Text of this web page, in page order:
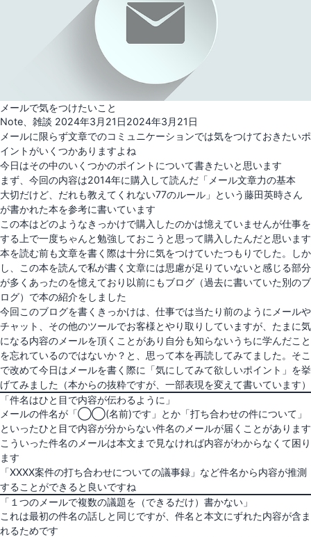
メールで気をつけたいこと
Note
雑談 投
稿
日:
2024年3月21日2024年3月21日
メールに限らず文章でのコミュニケーションでは気をつけておきたいポ
イントがいくつかありますよね
今日はその中のいくつかのポイントについて書きたいと思います
まず、今回の内容は2014年に購入して読んだ「メール文章力の基本
大切だけど、だれも教えてくれない77のルール」という藤田英時さん
が書かれた本を参考に書いています
この本はどのようなきっかけで購入したのかは憶えていませんが仕事を
する上で一度ちゃんと勉強しておこうと思って購入したんだと思います
本を読む前も文章を書く際は十分に気をつけていたつもりでした。しか
し、この本を読んで私が書く文章には思慮が足りていないと感じる部分
が多くあったのを憶えており以前にもブログ（過去に書いていた別のブ
ログ）で本の紹介をしました
今回このブログを書くきっかけは、仕事では当たり前のようにメールや
チャット、その他のツールでお客様とやり取りしていますが、たまに気
になる内容のメールを頂くことがあり自分も知らないうちに学んだこと
を忘れているのではないか？と、思って本を再読してみてました。そこ
で改めて今日はメールを書く際に「気にしてみて欲しいポイント」を挙
げてみました（本からの抜粋ですが、一部表現を変えて書いています）
「件名はひと目で内容が伝わるように」
メールの件名が「◯◯(名前)です」とか「打ち合わせの件について」
といったひと目で内容が分からない件名のメールが届くことがあります
こういった件名のメールは本文まで見なければ内容がわからなくて困り
ます
「XXXX案件の打ち合わせについての議事録」など件名から内容が推測
することができると良いですね
「１つのメールで複数の議題を（できるだけ）書かない」
これは最初の件名の話しと同じですが、件名と本文にずれた内容が含ま
れるためです